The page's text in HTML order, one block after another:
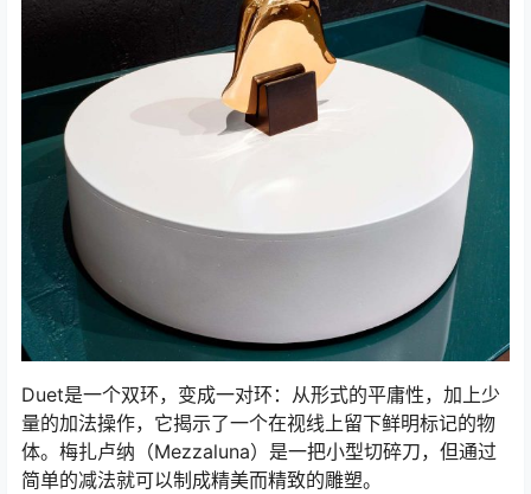
Duet是一个双环，变成一对环：从形式的平庸性，加上少
量的加法操作，它揭示了一个在视线上留下鲜明标记的物
体。梅扎卢纳（Mezzaluna）是一把小型切碎刀，但通过
简单的减法就可以制成精美而精致的雕塑。